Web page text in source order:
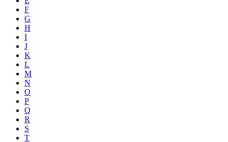
F
G
H
I
J
K
L
M
N
O
P
Q
R
S
T